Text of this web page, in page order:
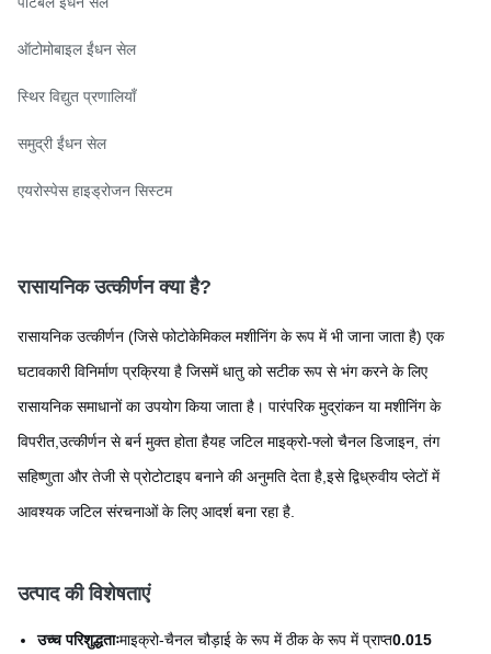
ऑटोमोबाइल ईंधन सेल
स्थिर विद्युत प्रणालियाँ
समुद्री ईंधन सेल
एयरोस्पेस हाइड्रोजन सिस्टम
रासायनिक उत्कीर्णन क्या है?
रासायनिक उत्कीर्णन (जिसे फोटोकेमिकल मशीनिंग के रूप में भी जाना जाता है) एक
घटावकारी विनिर्माण प्रक्रिया है जिसमें धातु को सटीक रूप से भंग करने के लिए
रासायनिक समाधानों का उपयोग किया जाता है। पारंपरिक मुद्रांकन या मशीनिंग के
विपरीत,उत्कीर्णन से बर्न मुक्त होता हैयह जटिल माइक्रो-फ्लो चैनल डिजाइन, तंग
सहिष्णुता और तेजी से प्रोटोटाइप बनाने की अनुमति देता है,इसे द्विध्रुवीय प्लेटों में
आवश्यक जटिल संरचनाओं के लिए आदर्श बना रहा है.
उत्पाद की विशेषताएं
उच्च परिशुद्धताःमाइक्रो-चैनल चौड़ाई के रूप में ठीक के रूप में प्राप्त0.015